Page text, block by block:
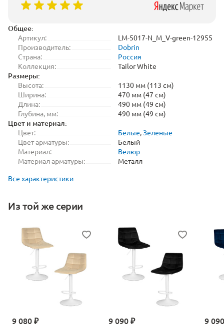
Общее:
Артикул:
LM-5017-N_M_V-green-12955
Производитель:
Dobrin
Страна:
Россия
Коллекция:
Tailor White
Размеры:
Высота:
1130 мм (113 см)
Ширина:
470 мм (47 см)
Длина:
490 мм (49 см)
Глубина, мм:
490 мм (49 см)
Цвет и материал:
Цвет: Белые,Зеленые
Цвет арматуры:
Белый
Материал:
Велюр
Материал арматуры:
Металл
Все характеристики
Из той же серии
9 080 ₽ 9 090 ₽ 9